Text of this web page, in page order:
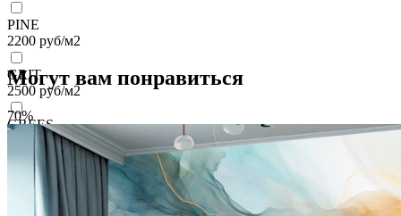
PINE
2200 руб/м2
GRIT
2500 руб/м2
GREES
2500руб/м2
VELOURS
2700 руб/м2
Могут вам понравиться
70%